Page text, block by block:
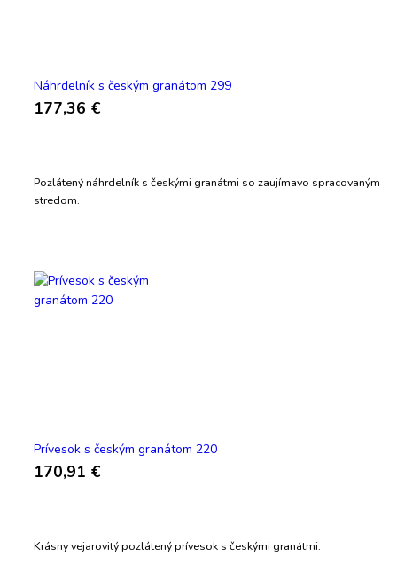
Náhrdelník s českým granátom 299
177,36 €
Pozlátený náhrdelník s českými granátmi so zaujímavo spracovaným
stredom.
Prívesok s českým granátom 220
170,91 €
Krásny vejarovitý pozlátený prívesok s českými granátmi.